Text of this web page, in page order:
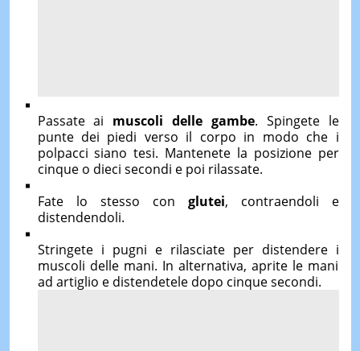
Passate ai muscoli delle gambe. Spingete le
punte dei piedi verso il corpo in modo che i
polpacci siano tesi. Mantenete la posizione per
cinque o dieci secondi e poi rilassate.
Fate lo stesso con glutei, contraendoli e
distendendoli.
Stringete i pugni e rilasciate per distendere i
muscoli delle mani. In alternativa, aprite le mani
ad artiglio e distendetele dopo cinque secondi.